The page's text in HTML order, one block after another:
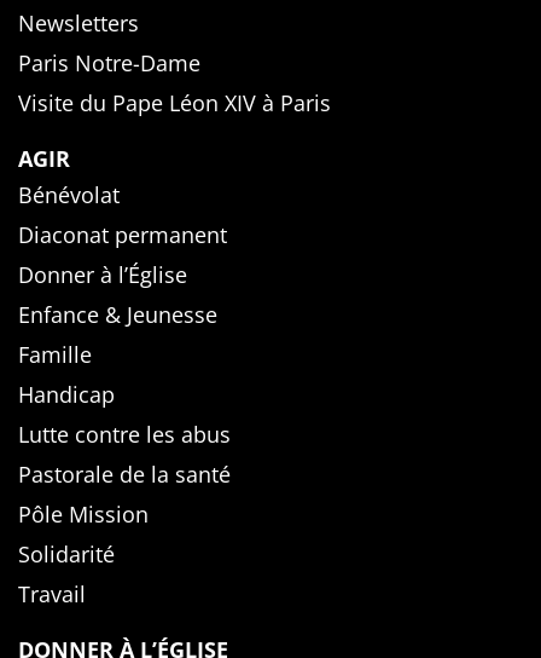
Newsletters
Paris Notre-Dame
Visite du Pape Léon XIV à Paris
AGIR
Bénévolat
Diaconat permanent
Donner à l’Église
Enfance & Jeunesse
Famille
Handicap
Lutte contre les abus
Pastorale de la santé
Pôle Mission
Solidarité
Travail
DONNER À L’ÉGLISE